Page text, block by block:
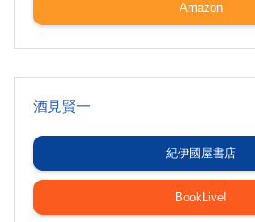
Amazon
酒見賢一
紀伊國屋書店
BookLive!